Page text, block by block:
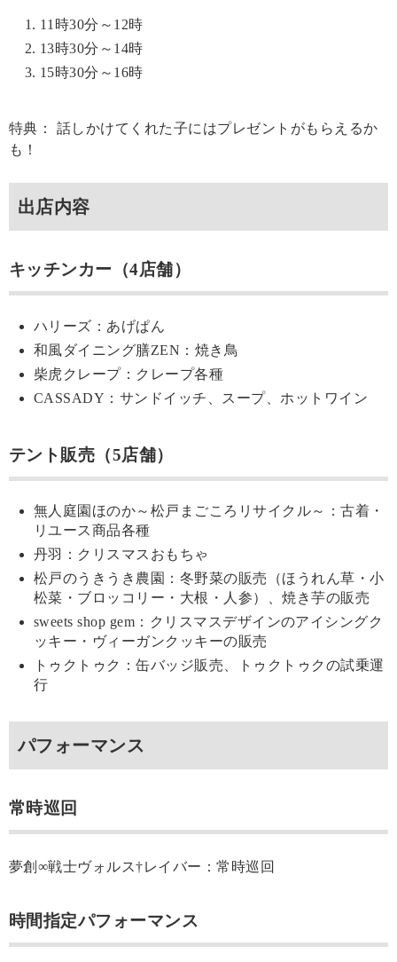
11時30分～12時
13時30分～14時
15時30分～16時
特典： 話しかけてくれた子にはプレゼントがもらえるか
も！
出店内容
キッチンカー（4店舗）
ハリーズ：あげぱん
和風ダイニング膳ZEN：焼き鳥
柴虎クレープ：クレープ各種
CASSADY：サンドイッチ、スープ、ホットワイン
テント販売（5店舗）
無人庭園ほのか～松戸まごころリサイクル～：古着・
リユース商品各種
丹羽：クリスマスおもちゃ
松戸のうきうき農園：冬野菜の販売（ほうれん草・小
松菜・ブロッコリー・大根・人参）、焼き芋の販売
sweets shop gem：クリスマスデザインのアイシングク
ッキー・ヴィーガンクッキーの販売
トゥクトゥク：缶バッジ販売、トゥクトゥクの試乗運
行
パフォーマンス
常時巡回
夢創∞戦士ヴォルス†レイバー：常時巡回
時間指定パフォーマンス